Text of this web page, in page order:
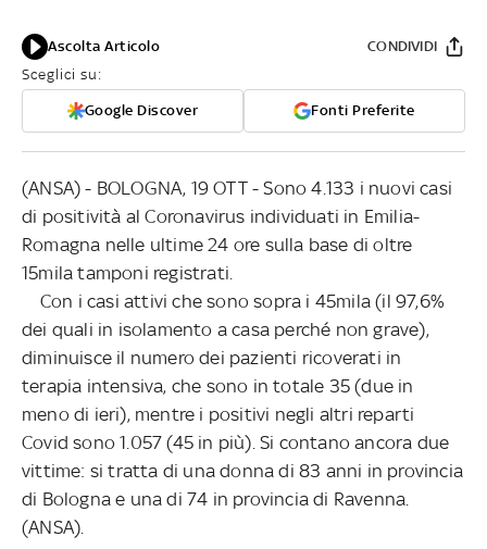
Ascolta Articolo
Sceglici su:
Google Discover Fonti Preferite
CONDIVIDI
(ANSA) - BOLOGNA, 19 OTT - Sono 4.133 i nuovi casi
di positività al Coronavirus individuati in Emilia-
Romagna nelle ultime 24 ore sulla base di oltre
15mila tamponi registrati.
Con i casi attivi che sono sopra i 45mila (il 97,6%
dei quali in isolamento a casa perché non grave),
diminuisce il numero dei pazienti ricoverati in
terapia intensiva, che sono in totale 35 (due in
meno di ieri), mentre i positivi negli altri reparti
Covid sono 1.057 (45 in più). Si contano ancora due
vittime: si tratta di una donna di 83 anni in provincia
di Bologna e una di 74 in provincia di Ravenna.
(ANSA).